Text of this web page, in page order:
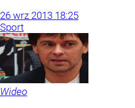
26 wrz 2013 18:25
Sport
Wideo